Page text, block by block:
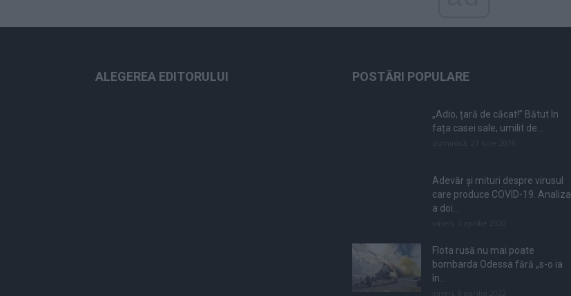
ALEGEREA EDITORULUI POSTĂRI POPULARE
„Adio, țară de căcat!” Bătut în
fața casei sale, umilit de...
Adevăr și mituri despre virusul
care produce COVID-19. Analiza
a doi...
Flota rusă nu mai poate
bombarda Odessa fără „s-o ia
în...